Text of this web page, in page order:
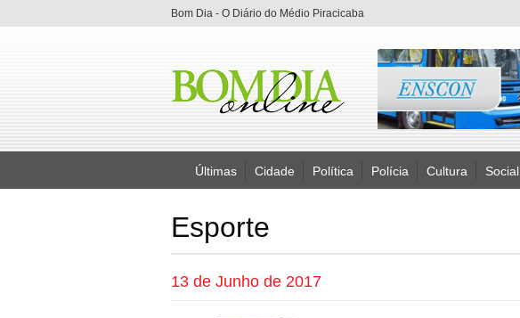
Bom Dia - O Diário do Médio Piracicaba
Últimas Cidade Política Polícia Cultura Social
Esporte
13 de Junho de 2017